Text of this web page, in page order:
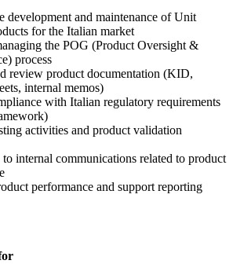
development and maintenance of Unit
for the Italian market
the POG (Product Oversight &
process
review product documentation (KID,
internal memos)
with Italian regulatory requirements
activities and product validation
internal communications related to product
performance and support reporting